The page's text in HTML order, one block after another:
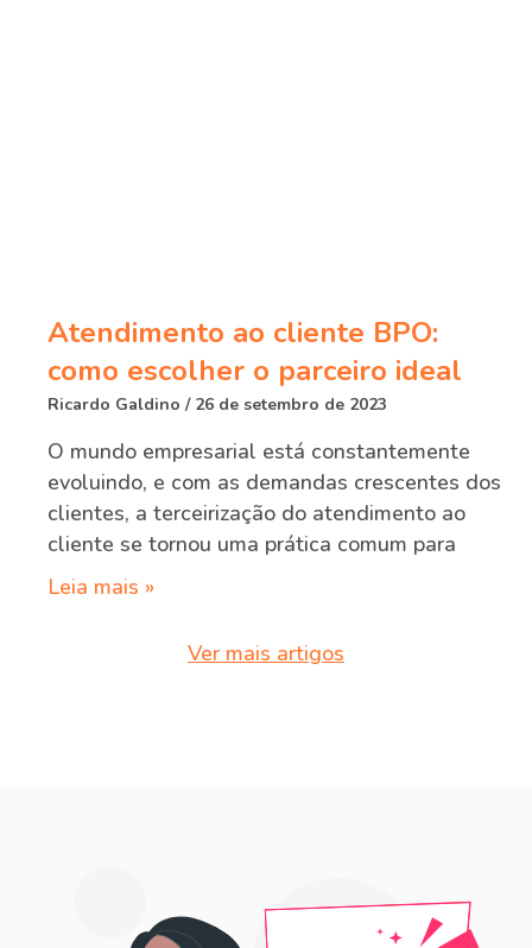
Atendimento ao cliente BPO:
como escolher o parceiro ideal
Ricardo Galdino 26 de setembro de 2023
O mundo empresarial está constantemente
evoluindo, e com as demandas crescentes dos
clientes, a terceirização do atendimento ao
cliente se tornou uma prática comum para
Leia mais »
Ver mais artigos